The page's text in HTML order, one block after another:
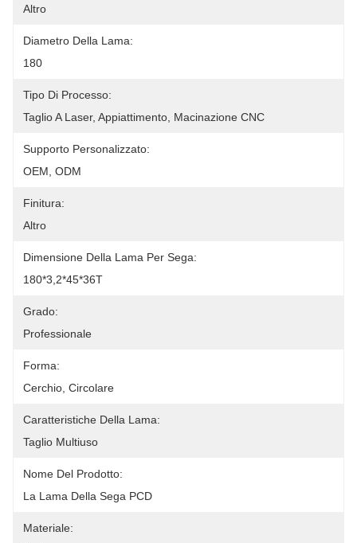
Altro
Diametro Della Lama:
180
Tipo Di Processo:
Taglio A Laser, Appiattimento, Macinazione CNC
Supporto Personalizzato:
OEM, ODM
Finitura:
Altro
Dimensione Della Lama Per Sega:
180*3,2*45*36T
Grado:
Professionale
Forma:
Cerchio, Circolare
Caratteristiche Della Lama:
Taglio Multiuso
Nome Del Prodotto:
La Lama Della Sega PCD
Materiale: